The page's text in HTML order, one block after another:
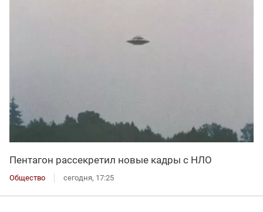
Пентагон рассекретил новые кадры с НЛО
Общество сегодня, 17:25